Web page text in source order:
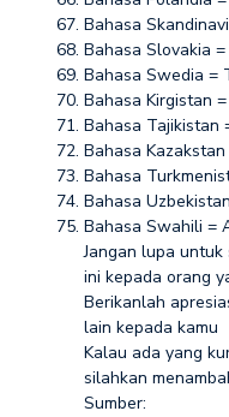
Bahasa
Bahasa Slovakia =
Bahasa Swedia =
Bahasa Kirgistan
Bahasa Tajikistan
Bahasa
Bahasa
Bahasa
Bahasa Swahili =
Jangan lupa
ini kepada orang
Berikanlah
lain kepada kamu
Kalau ada yang
silahkan
Sumber: